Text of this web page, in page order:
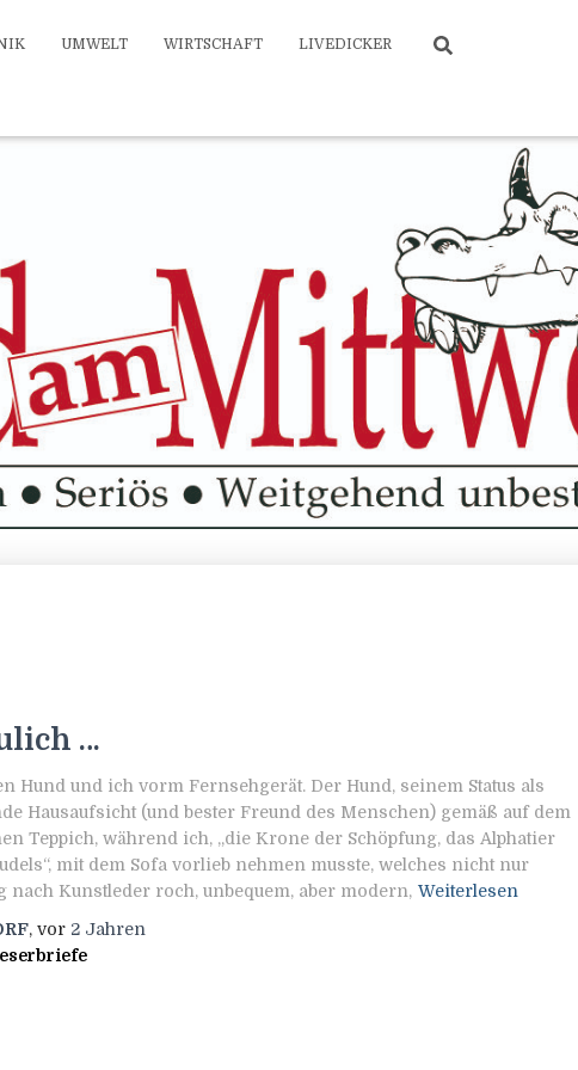
UMWELT WIRTSCHAFT LIVEDICKER
…
Hund und ich vorm Fernsehgerät. Der Hund, seinem Status als
Hausaufsicht (und bester Freund des Menschen) gemäß auf dem
Teppich, während ich, „die Krone der Schöpfung, das Alphatier
mit dem Sofa vorlieb nehmen musste, welches nicht nur
nach Kunstleder roch, unbequem, aber modern, Weiterlesen
, vor 2 Jahren